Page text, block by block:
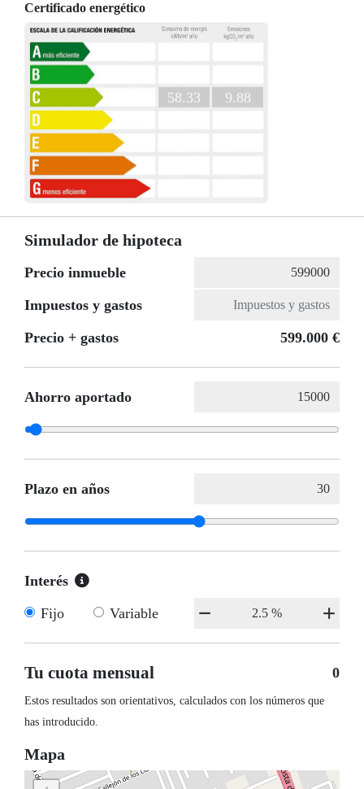
Certificado energético
58.33 9.88
Simulador de hipoteca
Precio inmueble
Impuestos y gastos
Precio + gastos
599.000 €
Ahorro aportado
Plazo en años
Interés
Fijo
Variable
Tu cuota mensual 0
Estos resultados son orientativos, calculados con los números que
has introducido.
Mapa